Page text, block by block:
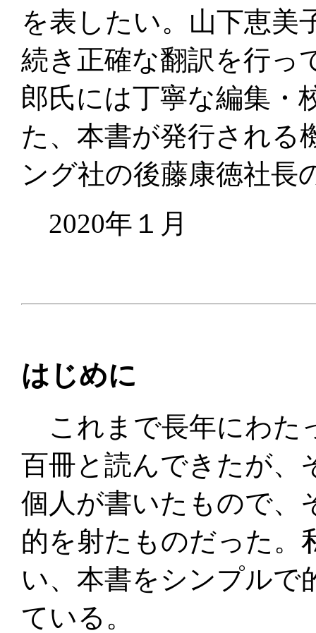
を表したい。山下恵美
続き正確な翻訳を行っ
郎氏には丁寧な編集・
た、本書が発行される
ング社の後藤康徳社長
2020年１月
はじめに
これまで長年にわた
百冊と読んできたが、
個人が書いたもので、
的を射たものだった。
い、本書をシンプルで
ている。